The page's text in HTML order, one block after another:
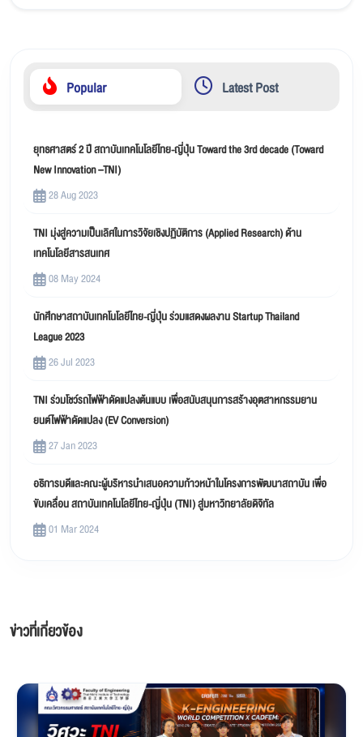
Popular Latest Post
ยุทธศาสตร์ 2 ปี สถาบันเทคโนโลยีไทย-ญี่ปุ่น Toward the 3rd decade (Toward
New Innovation –TNI)
28 Aug 2023
TNI มุ่งสู่ความเป็นเลิศในการวิจัยเชิงปฏิบัติการ (Applied Research) ด้าน
เทคโนโลยีสารสนเทศ
08 May 2024
นักศึกษาสถาบันเทคโนโลยีไทย-ญี่ปุ่น ร่วมแสดงผลงาน Startup Thailand
League 2023
26 Jul 2023
TNI ร่วมโชว์รถไฟฟ้าดัดแปลงต้นแบบ เพื่อสนับสนุนการสร้างอุตสาหกรรมยาน
ยนต์ไฟฟ้าดัดแปลง (EV Conversion)
27 Jan 2023
อธิการบดีและคณะผู้บริหารนำเสนอความก้าวหน้าในโครงการพัฒนาสถาบัน เพื่อ
ขับเคลื่อน สถาบันเทคโนโลยีไทย-ญี่ปุ่น (TNI) สู่มหาวิทยาลัยดิจิทัล
01 Mar 2024
ข่าวที่เกี่ยวข้อง